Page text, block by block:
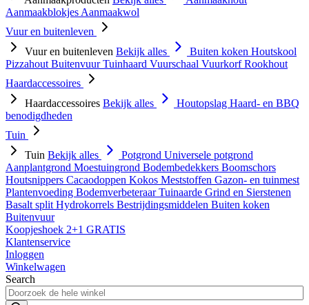
Aanmaakblokjes Aanmaakwol
Vuur en buitenleven
Vuur en buitenleven Bekijk alles Buiten koken Houtskool
Pizzahout BuitenvuurTuinhaard Vuurschaal VuurkorfRookhout
Haardaccessoires
Haardaccessoires Bekijk alles Houtopslag Haard- en BBQ
benodigdheden
Tuin
Tuin Bekijk alles Potgrond Universele potgrond
Aanplantgrond Moestuingrond Bodembedekkers Boomschors
Houtsnippers Cacaodoppen Kokos Meststoffen Gazon- en tuinmest
Plantenvoeding BodemverbeteraarTuinaarde Grind en Sierstenen
Basalt split Hydrokorrels Bestrijdingsmiddelen Buiten koken
Buitenvuur
Koopjeshoek 2+1 GRATIS
Klantenservice
Inloggen
Winkelwagen
Search